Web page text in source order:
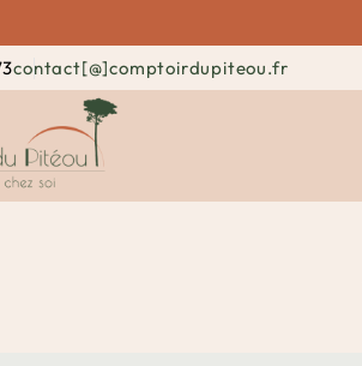
contact[@]comptoirdupiteou.fr